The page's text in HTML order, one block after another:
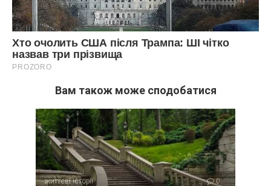
Вам також може сподобатися
життєві історії 0